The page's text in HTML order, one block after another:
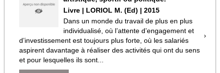
Livre | LORIOL M. (Ed) | 2015
Dans un monde du travail de plus en plus
individualisé, où l’attente d’engagement et
d’investissement est toujours plus forte, où les salariés
aspirent davantage à réaliser des activités qui ont du sens
et pour lesquelles ils sont...